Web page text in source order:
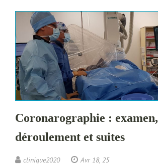
Coronarographie : examen,
déroulement et suites
clinique2020
Avr 18, 25